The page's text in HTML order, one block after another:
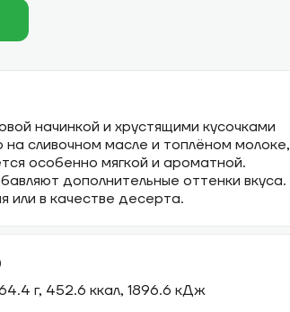
начинкой и хрустящими кусочками
сливочном масле и топлёном молоке,
особенно мягкой и ароматной.
дополнительные оттенки вкуса.
или в качестве десерта.
г, 452.6 ккал, 1896.6 кДж